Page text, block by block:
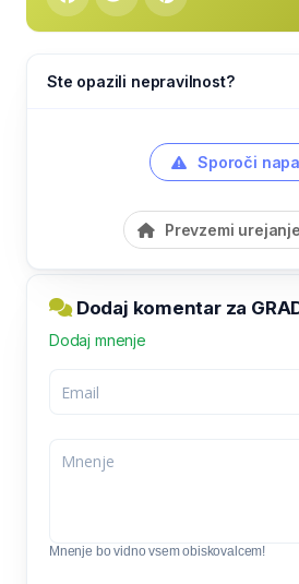
Ste opazili nepravilnost?
Sporoči
Prevzemi
Dodaj komentar za
Dodaj mnenje
Mnenje bo vidno vsem obiskovalcem!